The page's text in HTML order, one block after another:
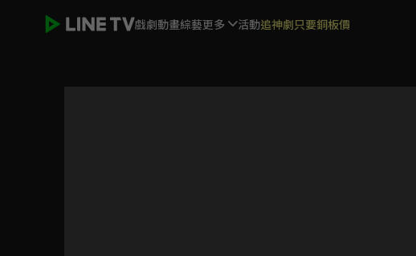
戲劇動畫綜藝更多 活動追神劇只要銅板價